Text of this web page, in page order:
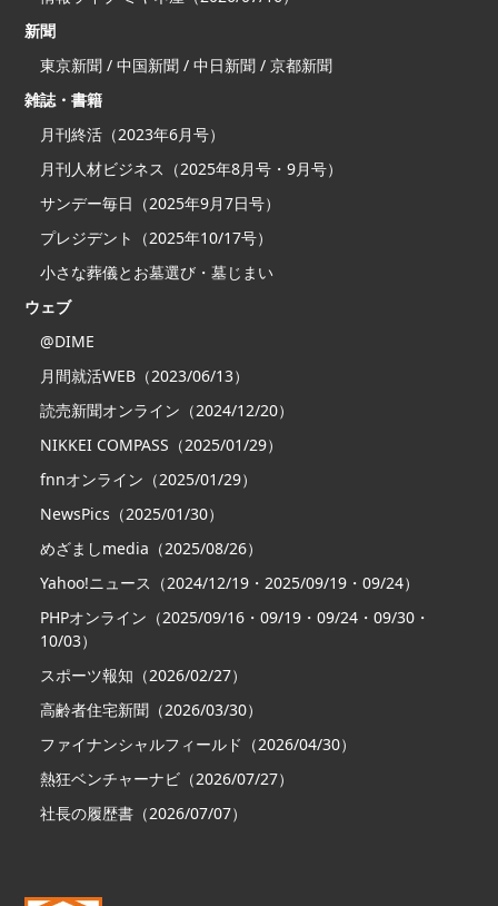
新聞
東京新聞 / 中国新聞 / 中日新聞 / 京都新聞
雑誌・書籍
月刊終活（2023年6月号）
月刊人材ビジネス（2025年8月号・9月号）
サンデー毎日（2025年9月7日号）
プレジデント（2025年10/17号）
小さな葬儀とお墓選び・墓じまい
ウェブ
@DIME
月間就活WEB（2023/06/13）
読売新聞オンライン（2024/12/20）
NIKKEI COMPASS（2025/01/29）
fnnオンライン（2025/01/29）
NewsPics（2025/01/30）
めざましmedia（2025/08/26）
Yahoo!ニュース（2024/12/19・2025/09/19・09/24）
PHPオンライン（2025/09/16・09/19・09/24・09/30・
10/03）
スポーツ報知（2026/02/27）
高齢者住宅新聞（2026/03/30）
ファイナンシャルフィールド（2026/04/30）
熱狂ベンチャーナビ（2026/07/27）
社長の履歴書（2026/07/07）